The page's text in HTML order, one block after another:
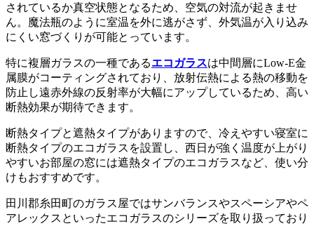
されているか真空状態となるため、空気の対流が起きませ
ん。魔法瓶のように室温を外に逃がさず、外気温が入り込み
にくい窓づくりが可能とっています。
特に複層ガラスの一種であるエコガラスは中間層にLow-E金
属膜がコーティングされており、放射伝熱による熱の移動を
防止し遠赤外線の反射率が大幅にアップしているため、高い
断熱効果が期待できます。
断熱タイプと遮熱タイプがありますので、冷えやすい寝室に
断熱タイプのエコガラスを設置し、西日が強く温度が上がり
やすいお部屋の窓には遮熱タイプのエコガラスなど、使い分
けもおすすめです。
田川郡糸田町のガラス屋ではサンバランスやスペーシアやペ
アレックスといったエコガラスのシリーズを取り扱っており